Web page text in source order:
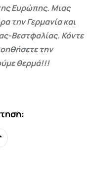
Ευρώπης. Μιας
την Γερμανία και
Βεστφαλίας. Κάντε
την
θερμά!!!